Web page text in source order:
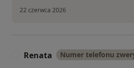
22 czerwca 2026
Renata Numer telefonu